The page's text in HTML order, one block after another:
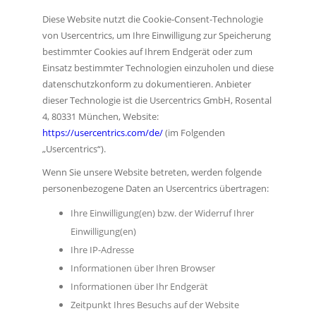
Diese Website nutzt die Cookie-Consent-Technologie
von Usercentrics, um Ihre Einwilligung zur Speicherung
bestimmter Cookies auf Ihrem Endgerät oder zum
Einsatz bestimmter Technologien einzuholen und diese
datenschutzkonform zu dokumentieren. Anbieter
dieser Technologie ist die Usercentrics GmbH, Rosental
4, 80331 München, Website:
https://usercentrics.com/de/(im Folgenden
„Usercentrics“).
Wenn Sie unsere Website betreten, werden folgende
personenbezogene Daten an Usercentrics übertragen:
Ihre Einwilligung(en) bzw. der Widerruf Ihrer
Einwilligung(en)
Ihre IP-Adresse
Informationen über Ihren Browser
Informationen über Ihr Endgerät
Zeitpunkt Ihres Besuchs auf der Website